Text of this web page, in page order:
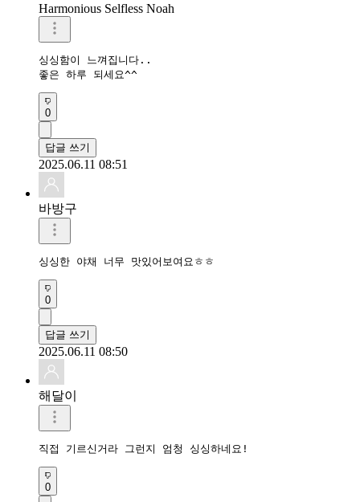
Harmonious Selfless Noah
싱싱함이 느껴집니다..
좋은 하루 되세요^^
0
답글 쓰기
2025.06.11 08:51
바방구
싱싱한 야채 너무 맛있어보여요ㅎㅎ
0
답글 쓰기
2025.06.11 08:50
해달이
직접 기르신거라 그런지 엄청 싱싱하네요!
0